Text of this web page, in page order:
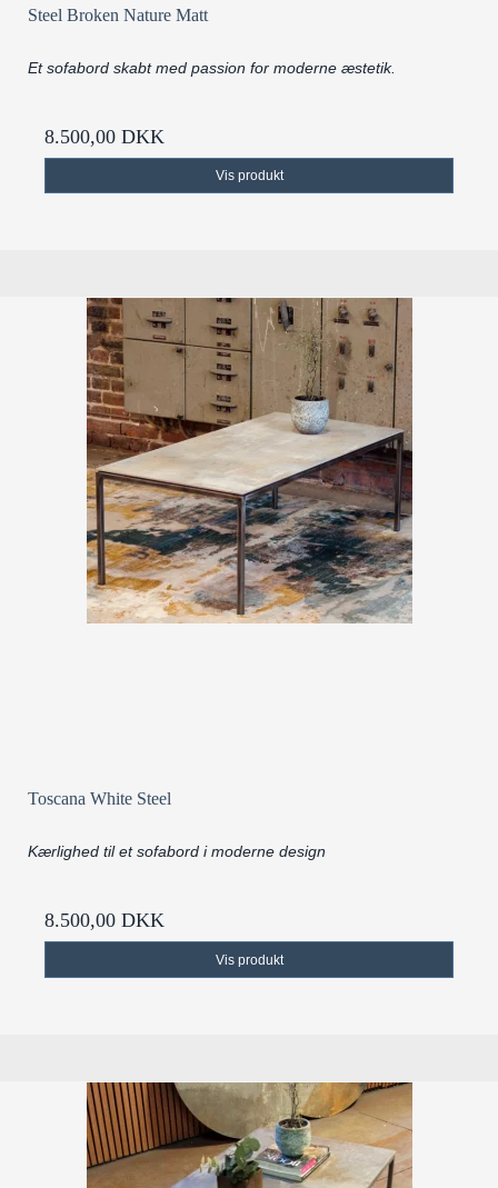
Steel Broken Nature Matt
Et sofabord skabt med passion for moderne æstetik.
8.500,00 DKK
Vis produkt
Toscana White Steel
Kærlighed til et sofabord i moderne design
8.500,00 DKK
Vis produkt